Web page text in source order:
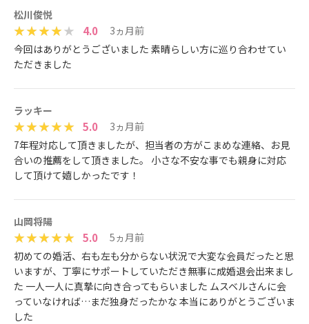
松川俊悦
4.0
3ヵ月前
今回はありがとうございました 素晴らしい方に巡り合わせてい
ただきました
ラッキー
5.0
3ヵ月前
7年程対応して頂きましたが、担当者の方がこまめな連絡、お見
合いの推薦をして頂きました。 小さな不安な事でも親身に対応
して頂けて嬉しかったです！
山岡将陽
5.0
5ヵ月前
初めての婚活、右も左も分からない状況で大変な会員だったと思
いますが、丁寧にサポートしていただき無事に成婚退会出来まし
た 一人一人に真摯に向き合ってもらいました ムスベルさんに会
っていなければ…まだ独身だったかな 本当にありがとうございま
した